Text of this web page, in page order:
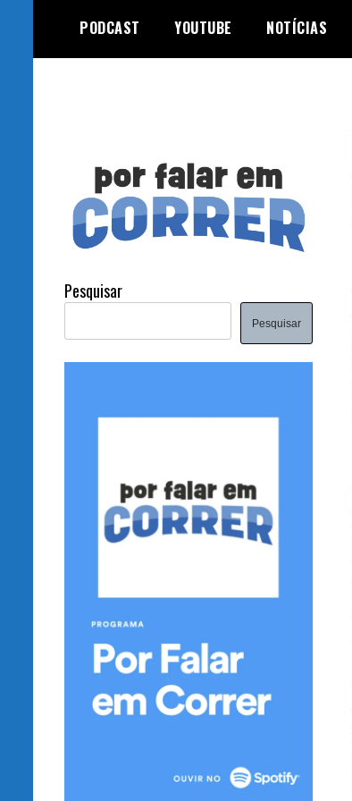
content
PODCAST YOUTUBE NOTÍCIAS
Pesquisar
Pesquisar